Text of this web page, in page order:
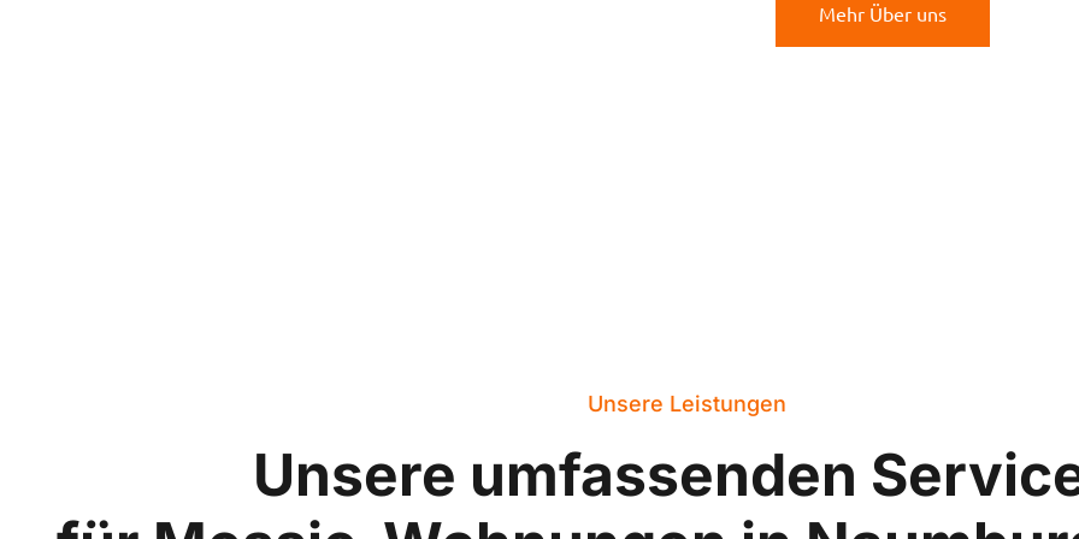
Mehr Über uns
Unsere Leistungen
Unsere umfassenden